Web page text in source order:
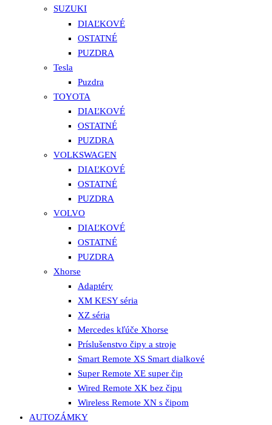
SUZUKI
DIAĽKOVÉ
OSTATNÉ
PUZDRA
Tesla
Puzdra
TOYOTA
DIAĽKOVÉ
OSTATNÉ
PUZDRA
VOLKSWAGEN
DIAĽKOVÉ
OSTATNÉ
PUZDRA
VOLVO
DIAĽKOVÉ
OSTATNÉ
PUZDRA
Xhorse
Adaptéry
XM KESY séria
XZ séria
Mercedes kľúče Xhorse
Príslušenstvo čipy a stroje
Smart Remote XS Smart dialkové
Super Remote XE super čip
Wired Remote XK bez čipu
Wireless Remote XN s čipom
AUTOZÁMKY